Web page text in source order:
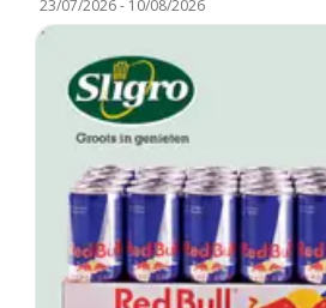
23/07/2026- 10/08/2026